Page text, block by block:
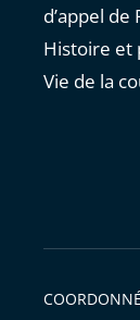
d’appel de
Histoire et
Vie de la